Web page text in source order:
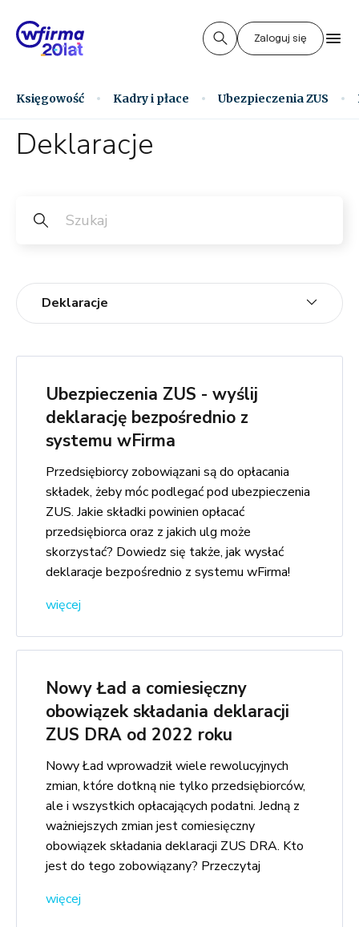
Zaloguj się
Księgowość Kadry i płace Ubezpieczenia ZUS
Deklaracje
Ubezpieczenia ZUS - wyślij
deklarację bezpośrednio z
systemu wFirma
Przedsiębiorcy zobowiązani są do opłacania
składek, żeby móc podlegać pod ubezpieczenia
ZUS. Jakie składki powinien opłacać
przedsiębiorca oraz z jakich ulg może
skorzystać? Dowiedz się także, jak wysłać
deklaracje bezpośrednio z systemu wFirma!
więcej
Nowy Ład a comiesięczny
obowiązek składania deklaracji
ZUS DRA od 2022 roku
Nowy Ład wprowadził wiele rewolucyjnych
zmian, które dotkną nie tylko przedsiębiorców,
ale i wszystkich opłacających podatni. Jedną z
ważniejszych zmian jest comiesięczny
obowiązek składania deklaracji ZUS DRA. Kto
jest do tego zobowiązany? Przeczytaj
więcej
Deklaracje